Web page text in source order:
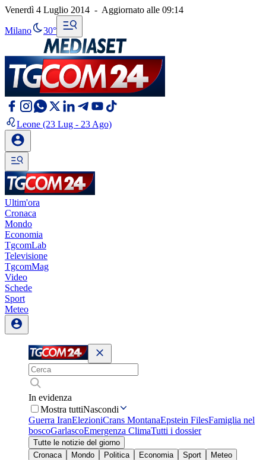
Venerdì 4 Luglio 2014 - Aggiornato alle 09:14
Milano 30°
Leone (23 Lug - 23 Ago)
Ultim'ora
Cronaca
Mondo
Economia
TgcomLab
Televisione
TgcomMag
Video
Schede
Sport
Meteo
In evidenza
Mostra tuttiNascondi
Guerra IranElezioniCrans MontanaEpstein FilesFamiglia nel
boscoGarlascoEmergenza ClimaTutti i dossier
Tutte le notizie del giorno
Cronaca
Mondo Politica Economia Sport
Meteo